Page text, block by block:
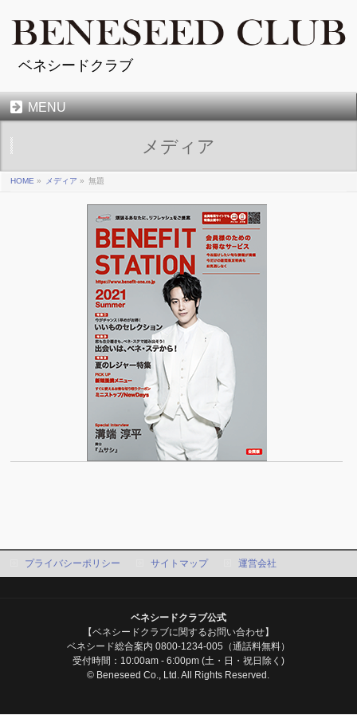
ベネシードクラブ
MENU
メディア
HOME » メディア » 無題
プライバシーポリシー サイトマップ 運営会社
ベネシードクラブ公式
【ベネシードクラブに関するお問い合わせ】
ベネシード総合案内 0800-1234-005（通話料無料）
受付時間：10:00am - 6:00pm (土・日・祝日除く)
© Beneseed Co., Ltd. All Rights Reserved.